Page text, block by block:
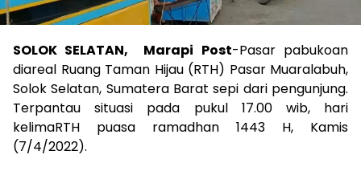
SOLOK SELATAN, Marapi Post-Pasar pabukoan
diareal Ruang Taman Hijau (RTH) Pasar Muaralabuh,
Solok Selatan, Sumatera Barat sepi dari pengunjung.
Terpantau situasi pada pukul 17.00 wib, hari
kelimaRTH puasa ramadhan 1443 H, Kamis
(7/4/2022).